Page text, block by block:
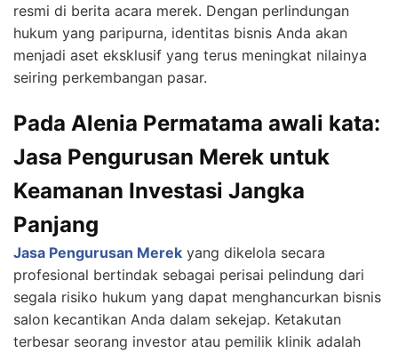
resmi di berita acara merek. Dengan perlindungan
hukum yang paripurna, identitas bisnis Anda akan
menjadi aset eksklusif yang terus meningkat nilainya
seiring perkembangan pasar.
Pada Alenia Permatama awali kata:
Jasa Pengurusan Merek untuk
Keamanan Investasi Jangka
Panjang
Jasa Pengurusan Merek yang dikelola secara
profesional bertindak sebagai perisai pelindung dari
segala risiko hukum yang dapat menghancurkan bisnis
salon kecantikan Anda dalam sekejap. Ketakutan
terbesar seorang investor atau pemilik klinik adalah